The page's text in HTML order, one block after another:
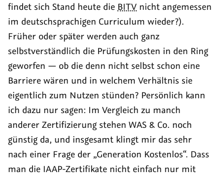
findet sich Stand heute die BITV nicht angemessen
im deutschsprachigen Curriculum wieder?).
Früher oder später werden auch ganz
selbstverständlich die Prüfungskosten in den Ring
geworfen — ob die denn nicht selbst schon eine
Barriere wären und in welchem Verhältnis sie
eigentlich zum Nutzen stünden? Persönlich kann
ich dazu nur sagen: Im Vergleich zu manch
anderer Zertifizierung stehen WAS & Co. noch
günstig da, und insgesamt klingt mir das sehr
nach einer Frage der „Generation Kostenlos“. Dass
man die IAAP-Zertifikate nicht einfach nur mit